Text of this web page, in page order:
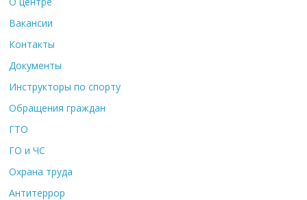
Вакансии
Контакты
Документы
Инструкторы по спорту
Обращения граждан
ГТО
ГО и ЧС
Охрана труда
Антитеррор